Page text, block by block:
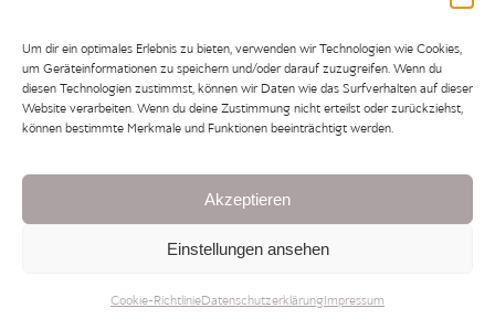
Um dir ein optimales Erlebnis zu bieten, verwenden wir Technologien wie Cookies,
um Geräteinformationen zu speichern und/oder darauf zuzugreifen. Wenn du
diesen Technologien zustimmst, können wir Daten wie das Surfverhalten auf dieser
Website verarbeiten. Wenn du deine Zustimmung nicht erteilst oder zurückziehst,
können bestimmte Merkmale und Funktionen beeinträchtigt werden.
Akzeptieren
Einstellungen ansehen
Cookie-RichtlinieDatenschutzerklärung Impressum
PERSONAL BRANDING FOTOS & BUSINESSPORTRAITS AACHEN